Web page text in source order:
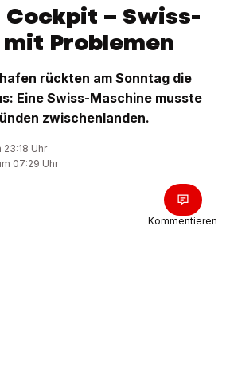
– Swiss-
Problemen
rückten am Sonntag die
Eine Swiss-Maschine musste
zwischenlanden.
23:18 Uhr
07:29 Uhr
Kommentieren